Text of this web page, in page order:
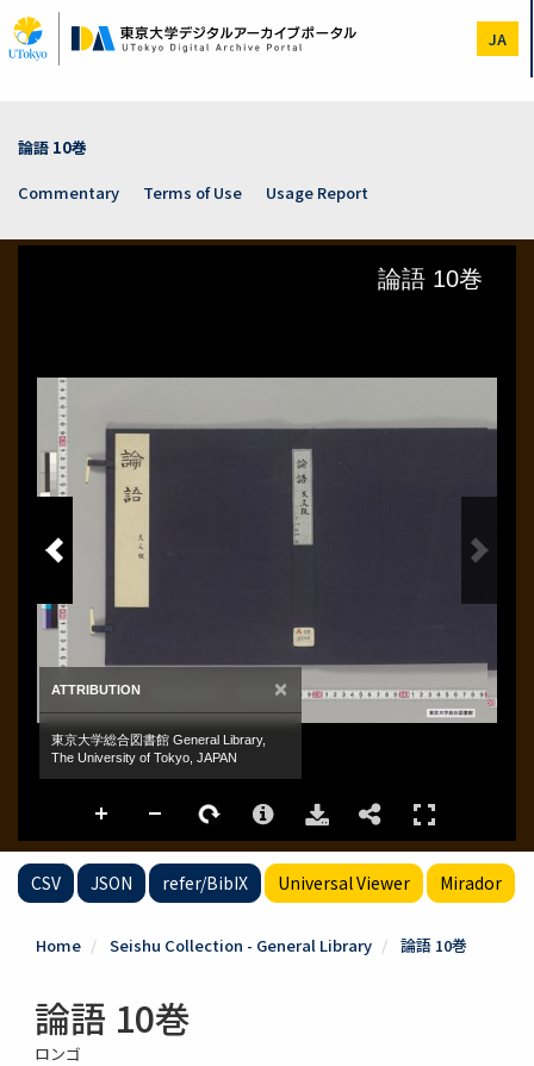
to
main
JA
論語 10巻
Commentary
Terms of Use Usage Report
CSV JSON refer/BibIX Universal Viewer Mirador
Home Seishu Collection - General Library 論語 10巻
論語 10巻
ロンゴ